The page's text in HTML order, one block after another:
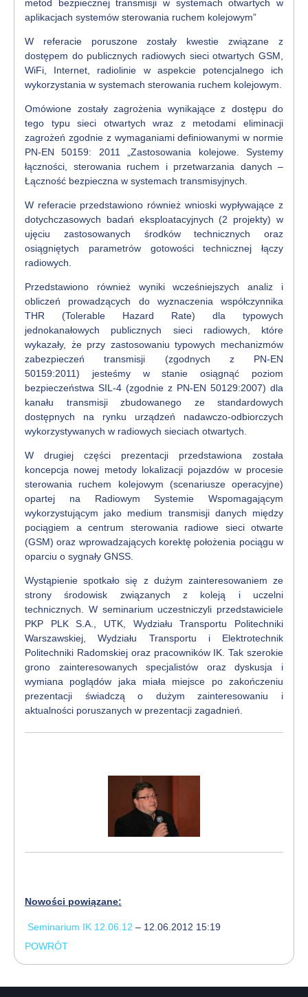
metod bezpiecznej transmisji w systemach otwartych w
aplikacjach systemów sterowania ruchem kolejowym”
W referacie poruszone zostały kwestie związane z
dostępem do publicznych radiowych sieci otwartych GSM,
WiFi, Internet, radiolinie w aspekcie potencjalnego ich
wykorzystania w systemach sterowania ruchem kolejowym.
Omówione zostały zagrożenia wynikające z dostępu do
tego typu sieci otwartych wraz z metodami eliminacji
zagrożeń zgodnie z wymaganiami definiowanymi w normie
PN-EN 50159: 2011 „Zastosowania kolejowe. Systemy
łączności, sterowania ruchem i przetwarzania danych –
Łączność bezpieczna w systemach transmisyjnych.
W referacie przedstawiono również wnioski wypływające z
dotychczasowych badań eksploatacyjnych (2 projekty) w
ujęciu zastosowanych środków technicznych oraz
osiągniętych parametrów gotowości technicznej łączy
radiowych.
Przedstawiono również wyniki wcześniejszych analiz i
obliczeń prowadzących do wyznaczenia współczynnika
THR (Tolerable Hazard Rate) dla typowych
jednokanałowych publicznych sieci radiowych, które
wykazały, że przy zastosowaniu typowych mechanizmów
zabezpieczeń transmisji (zgodnych z PN-EN
50159:2011) jesteśmy w stanie osiągnąć poziom
bezpieczeństwa SIL-4 (zgodnie z PN-EN 50129:2007) dla
kanału transmisji zbudowanego ze standardowych
dostępnych na rynku urządzeń nadawczo-odbiorczych
wykorzystywanych w radiowych sieciach otwartych.
W drugiej części prezentacji przedstawiona została
koncepcja nowej metody lokalizacji pojazdów w procesie
sterowania ruchem kolejowym (scenariusze operacyjne)
opartej na Radiowym Systemie Wspomagającym
wykorzystującym jako medium transmisji danych między
pociągiem a centrum sterowania radiowe sieci otwarte
(GSM) oraz wprowadzających korektę położenia pociągu w
oparciu o sygnały GNSS.
Wystąpienie spotkało się z dużym zainteresowaniem ze
strony środowisk związanych z koleją i uczelni
technicznych. W seminarium uczestniczyli przedstawiciele
PKP PLK S.A., UTK, Wydziału Transportu Politechniki
Warszawskiej, Wydziału Transportu i Elektrotechnik
Politechniki Radomskiej oraz pracowników IK. Tak szerokie
grono zainteresowanych specjalistów oraz dyskusja i
wymiana poglądów jaka miała miejsce po zakończeniu
prezentacji świadczą o dużym zainteresowaniu i
aktualności poruszanych w prezentacji zagadnień.
Nowości powiązane:
Seminarium IK 12.06.12 – 12.06.2012 15:19
POWRÓT